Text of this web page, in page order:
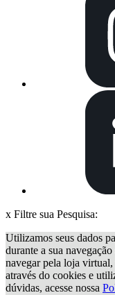
x Filtre sua Pesquisa:
Utilizamos seus dados
durante a sua
navegar pela loja
através do cookies e
dúvidas, acesse nossa